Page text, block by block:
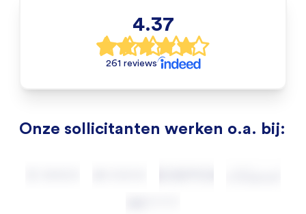
4.37
261 reviews
Onze sollicitanten werken o.a. bij: